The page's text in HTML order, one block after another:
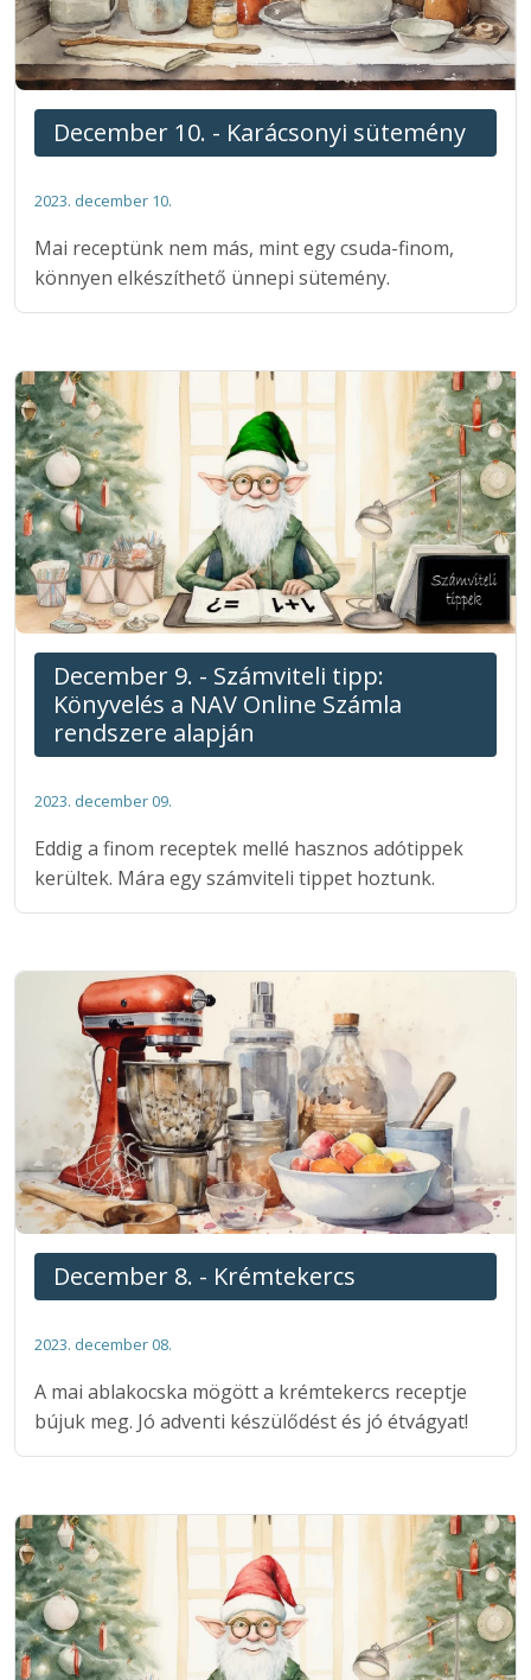
December 10. - Karácsonyi sütemény
2023. december 10.
Mai receptünk nem más, mint egy csuda-finom,
könnyen elkészíthető ünnepi sütemény.
December 9. - Számviteli tipp:
Könyvelés a NAV Online Számla
rendszere alapján
2023. december 09.
Eddig a finom receptek mellé hasznos adótippek
kerültek. Mára egy számviteli tippet hoztunk.
December 8. - Krémtekercs
2023. december 08.
A mai ablakocska mögött a krémtekercs receptje
bújuk meg. Jó adventi készülődést és jó étvágyat!